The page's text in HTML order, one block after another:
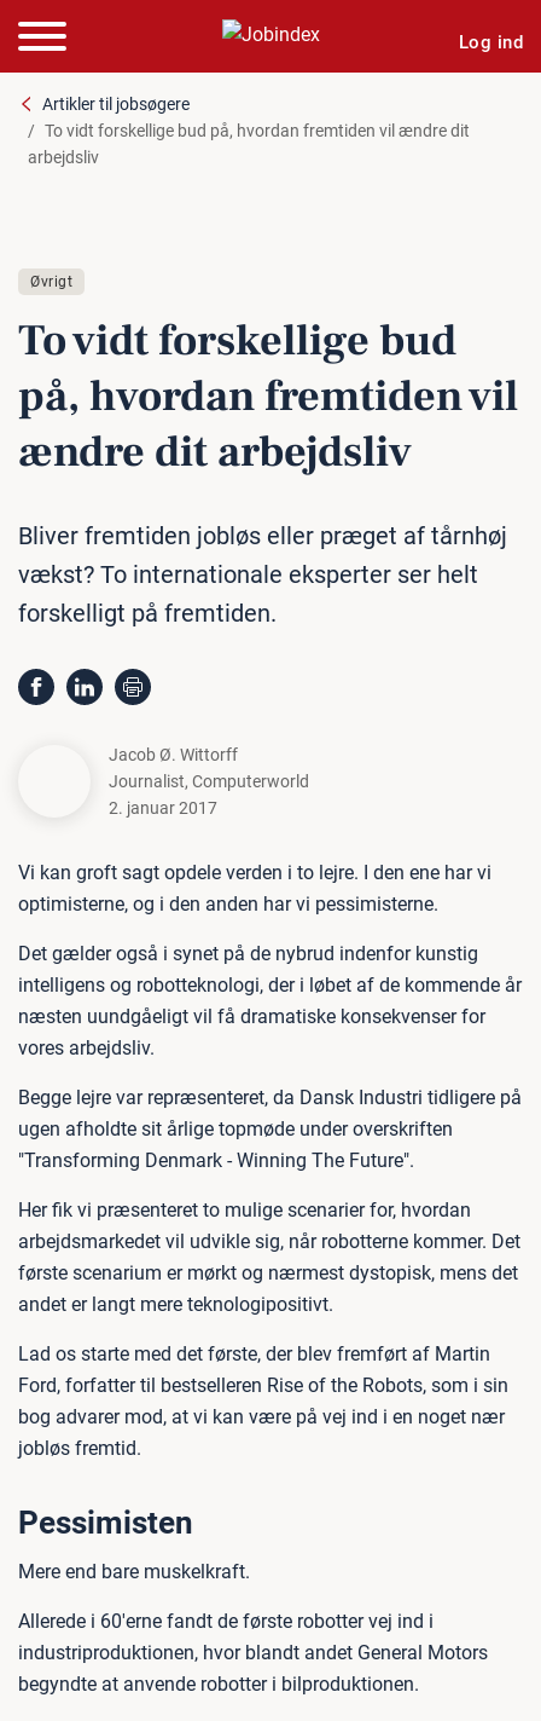
Log ind
Artikler til jobsøgere
To vidt forskellige bud på, hvordan fremtiden vil ændre dit
arbejdsliv
Øvrigt
To vidt for­skel­li­ge bud
på, hvordan fremtiden vil
ændre dit ar­bejds­liv
Bliver fremtiden jobløs eller præget af tårnhøj
vækst? To internationale eksperter ser helt
forskelligt på fremtiden.
Jacob Ø. Wittorff
Journalist, Computerworld
2. januar 2017
Vi kan groft sagt opdele verden i to lejre. I den ene har vi
optimisterne, og i den anden har vi pessimisterne.
Det gælder også i synet på de nybrud indenfor kunstig
intelligens og robotteknologi, der i løbet af de kommende år
næsten uundgåeligt vil få dramatiske konsekvenser for
vores arbejdsliv.
Begge lejre var repræsenteret, da Dansk Industri tidligere på
ugen afholdte sit årlige topmøde under overskriften
"Transforming Denmark - Winning The Future".
Her fik vi præsenteret to mulige scenarier for, hvordan
arbejdsmarkedet vil udvikle sig, når robotterne kommer. Det
første scenarium er mørkt og nærmest dystopisk, mens det
andet er langt mere teknologipositivt.
Lad os starte med det første, der blev fremført af Martin
Ford, forfatter til bestselleren Rise of the Robots, som i sin
bog advarer mod, at vi kan være på vej ind i en noget nær
jobløs fremtid.
Pessimisten
Mere end bare muskelkraft.
Allerede i 60'erne fandt de første robotter vej ind i
industriproduktionen, hvor blandt andet General Motors
begyndte at anvende robotter i bilproduktionen.